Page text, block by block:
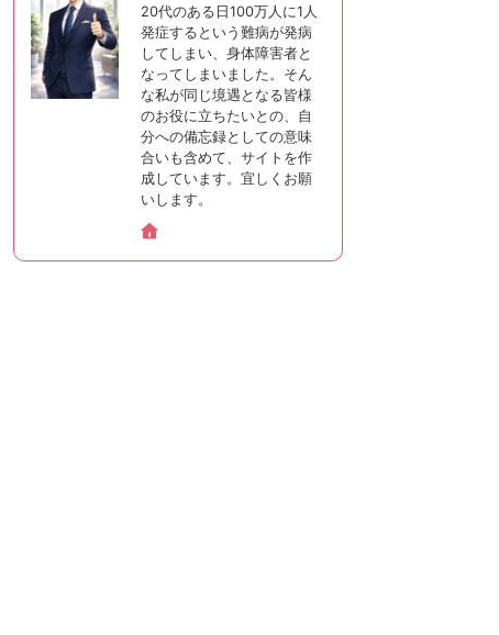
20代のある日100万人に1人
発症するという難病が発病
してしまい、身体障害者と
なってしまいました。そん
な私が同じ境遇となる皆様
のお役に立ちたいとの、自
分への備忘録としての意味
合いも含めて、サイトを作
成しています。宜しくお願
いします。